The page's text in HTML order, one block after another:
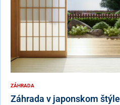
ZÁHRADA
Záhrada v japonskom